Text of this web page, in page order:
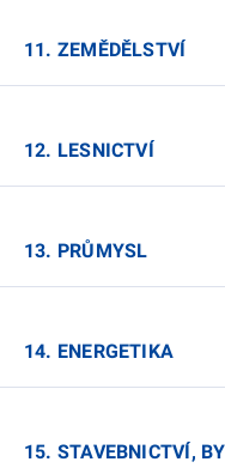
11. ZEMĚDĚLSTVÍ
12. LESNICTVÍ
13. PRŮMYSL
14. ENERGETIKA
15. STAVEBNICTVÍ,